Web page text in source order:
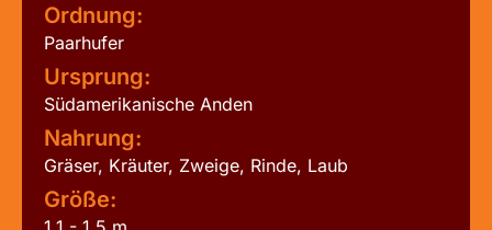
Ordnung:
Paarhufer
Ursprung:
Südamerikanische Anden
Nahrung:
Gräser, Kräuter, Zweige, Rinde, Laub
Größe: